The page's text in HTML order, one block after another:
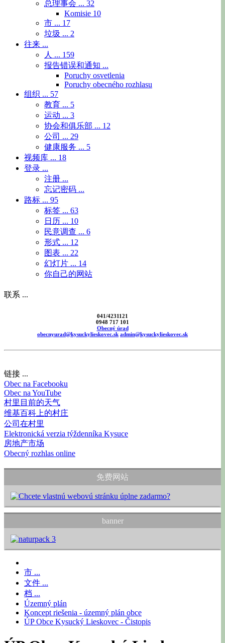
总理事会 ... 32
Komisie 10
市 ... 17
垃圾 ... 2
往来 ...
人 ... 159
报告错误和通知 ...
Poruchy osvetlenia
Poruchy obecného rozhlasu
组织 ... 57
教育 ... 5
运动 ... 3
协会和俱乐部 ... 12
公司 ... 29
健康服务 ... 5
视频库 ... 18
登录 ...
注册 ...
忘记密码 ...
路标 ... 95
标签 ... 63
日历 ... 10
民意调查 ... 6
形式 ... 12
图表 ... 22
幻灯片 ... 14
你自己的网站
联系 ...
041/4231121
0948 717 101
Obecný úrad
obecnyurad@kysuckylieskovec.sk admin@kysuckylieskovec.sk
链接 ...
Obec na Facebooku
Obec na YouTube
村里目前的天气
维基百科上的村庄
公司在村里
Elektronická verzia týždenníka Kysuce
房地产市场
Obecný rozhlas online
免费网站
banner
市 ...
文件 ...
档 ...
Územný plán
Koncept riešenia - územný plán obce
ÚP Obce Kysucký Lieskovec - Čistopis